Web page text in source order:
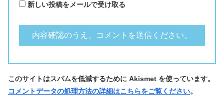
新しい投稿をメールで受け取る
このサイトはスパムを低減するために Akismet を使っています。
コメントデータの処理方法の詳細はこちらをご覧ください。